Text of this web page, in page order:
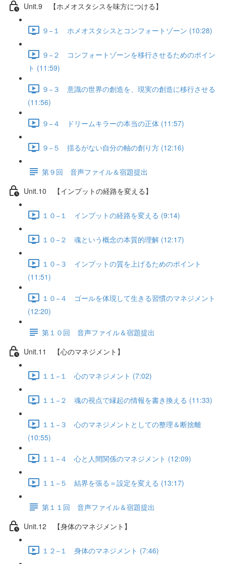
Unit.9 【ホメオスタシスを味方につける】
９−１ ホメオスタシスとコンフォートゾーン (10:28)
９−２ コンフォートゾーンを移行させるためのポイン
ト (11:59)
９−３ 意識の世界の創造を、現実の創造に移行させる
(11:56)
９−４ ドリームキラーの本当の正体 (11:57)
９−５ 揺るがない自分の軸の創り方 (12:16)
第９回 音声ファイル＆宿題提出
Unit.10 【インプットの経路を変える】
１０−１ インプットの経路を変える (9:14)
１０−２ 魂という概念の本質的理解 (12:17)
１０−３ インプットの質を上げるためのポイント
(11:51)
１０−４ ゴールを体現して生きる習慣のマネジメント
(12:20)
第１０回 音声ファイル＆宿題提出
Unit.11 【心のマネジメント】
１１−１ 心のマネジメント (7:02)
１１−２ 魂の視点で縁起の情報を書き換える (11:33)
１１−３ 心のマネジメントとしての整理＆断捨離
(10:55)
１１−４ 心と人間関係のマネジメント (12:09)
１１−５ 結界を張る＝設定を変える (13:17)
第１１回 音声ファイル＆宿題提出
Unit.12 【身体のマネジメント】
１２−１ 身体のマネジメント (7:46)